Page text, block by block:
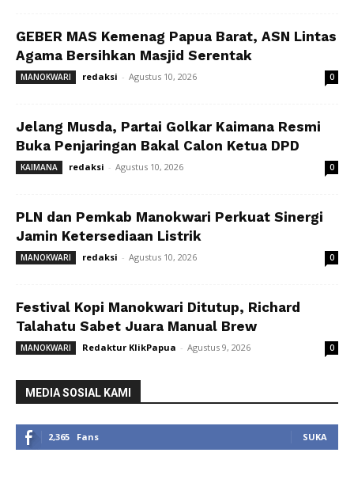
GEBER MAS Kemenag Papua Barat, ASN Lintas
Agama Bersihkan Masjid Serentak
MANOKWARI redaksi - Agustus 10, 2026 0
Jelang Musda, Partai Golkar Kaimana Resmi
Buka Penjaringan Bakal Calon Ketua DPD
KAIMANA redaksi - Agustus 10, 2026 0
PLN dan Pemkab Manokwari Perkuat Sinergi
Jamin Ketersediaan Listrik
MANOKWARI redaksi - Agustus 10, 2026 0
Festival Kopi Manokwari Ditutup, Richard
Talahatu Sabet Juara Manual Brew
MANOKWARI Redaktur KlikPapua - Agustus 9, 2026 0
MEDIA SOSIAL KAMI
2,365 Fans SUKA